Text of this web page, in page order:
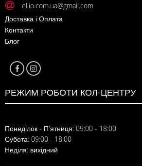
ellio.com.ua@gmail.com
Доставка і Оплата
Контакти
Блог
РЕЖИМ РОБОТИ КОЛ-ЦЕНТРУ
Понеділок - П'ятниця: 09:00 - 18:00
Субота: 09:00 - 18:00
Неділя: вихідний